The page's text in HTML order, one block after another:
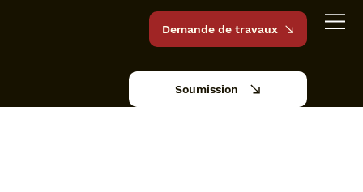
Demande de travaux
Soumission